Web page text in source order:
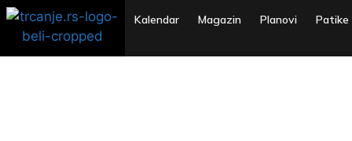
Kalendar Magazin Planovi Patike